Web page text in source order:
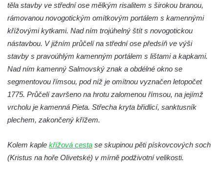
Slunečné
Kostel Jména Panny Marie v Sepekově
Kostel svatých Petra a Pavla v Růžové
Kaple Stětí svatého Jana Křtitele v
Rumburku
Bývalá synagoga v Milevsku
Kostel svaté Kateřiny Alexandrijské v
Krásně
Kostel Božího Těla v Kraslicích
těla stavby ve střední ose mělkým risalitem s širokou branou,
rámovanou novogotickým omítkovým portálem s kamennými
křížovými kytkami. Nad ním trojúhelný štít s novogotickou
nástavbou. V jižním průčelí na střední ose předsíň ve výši
stavby s pravoúhlým kamenným portálem s lištami a kapkami.
Nad ním kamenný Salmovský znak a obdélné okno se
segmentovou římsou, pod níž je omítnou vyznačen letopočet
1775. Průčelí završeno na hrotu zalomenou římsou, na jejímž
vrcholu je kamenná Pieta. Střecha kryta břidlicí, sanktusník
plechem, zakončený křížem.
Kolem kaple křížová cesta se skupinou pěti pískovcových soch
(Kristus na hoře Olivetské) v mírně podživotní velikosti.